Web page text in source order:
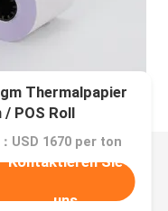
Thermalpapier
POS Roll
USD 1670 per ton
Kontaktieren Sie
uns